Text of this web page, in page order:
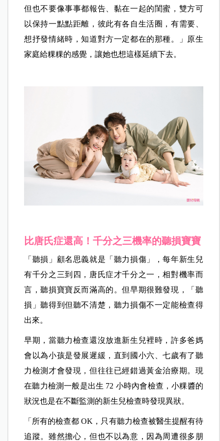
但也不要像事事都報告、黏在一起的閨蜜，雙方可
以保持一點點距離，彼此有各自生活圈，有需要、
想抒發情緒時，知道對方一定都在的那種。」原生
家庭給粿粿的感覺，讓她也想這樣延續下去。
比唐氏症還高！千分之三機率的聽損寶寶
「聽損」顧名思義就是「聽力損傷」，每年新生兒
有千分之三到四，唐氏症才千分之一，相對機率而
言，聽損寶寶反而滿高的。但早期很難發現，「聽
損」聽得到但聽不清楚，聽力損傷不一定能檢查得
出來。
早期，當聽力檢查還沒放進新生兒裡時，許多爸媽
會以為小孩是發展遲緩，直到國小六、七歲有了聽
力檢測才會發現，但往往已經錯過黃金治療期。現
在聽力檢測一般是出生 72 小時內會檢查，小粿醬的
狀況也是在不斷監測的新生兒檢查時發現異狀。
「所有的檢查都 OK，只有聽力檢查被醫生提醒有待
追蹤。雖然擔心，但也不以為意，因為周遭很多朋